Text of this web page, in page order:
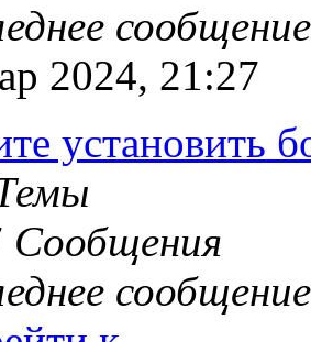
сообщение
2024, 21:27
установить
Сообщения
сообщение